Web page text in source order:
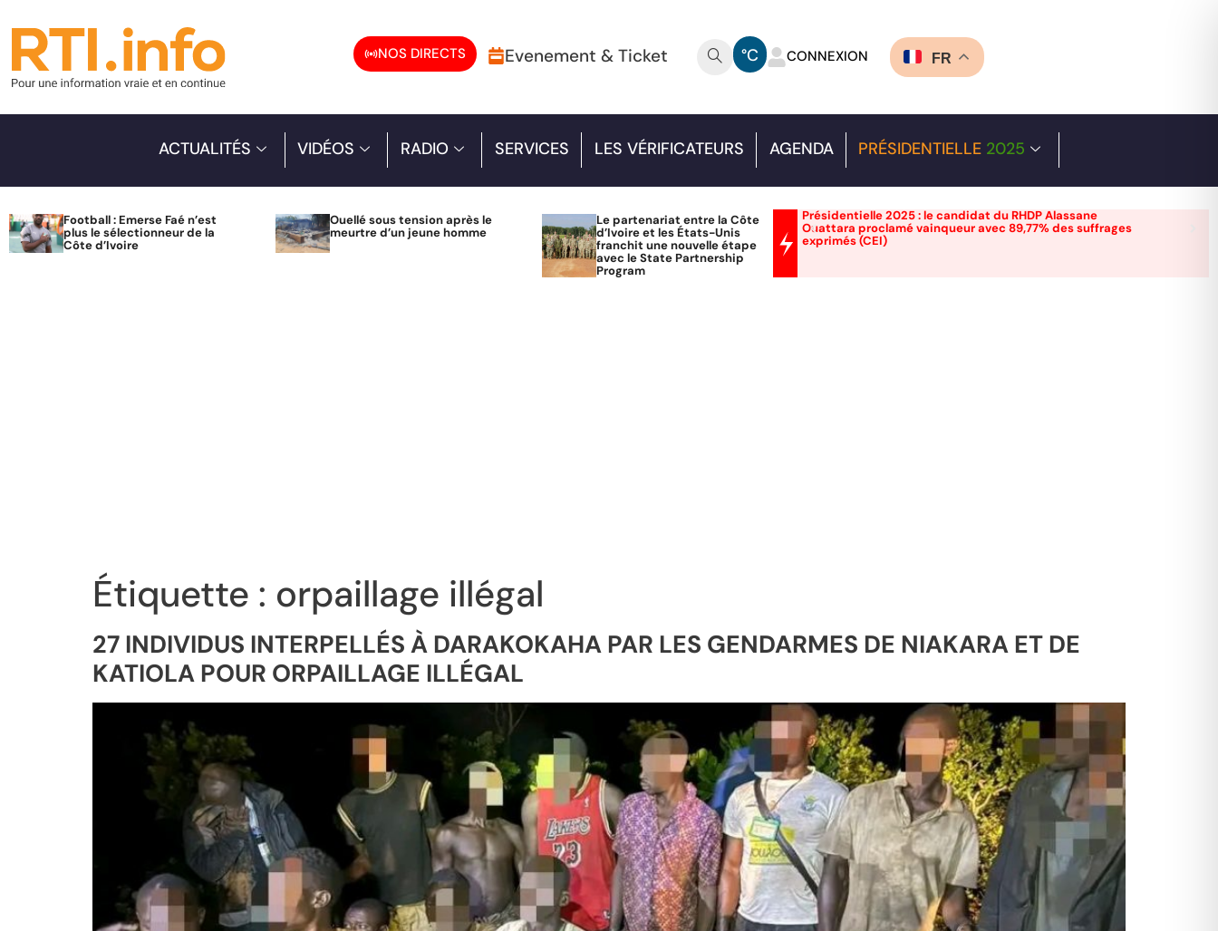
NOS DIRECTS Evenement & Ticket °C CONNEXION FR
ACTUALITÉS VIDÉOS RADIO SERVICES LES VÉRIFICATEURS AGENDA PRÉSIDENTIELLE 2025
Football : Emerse Faé n’est
plus le sélectionneur de la
Côte d’Ivoire
Ouellé sous tension après le
meurtre d’un jeune homme
Le partenariat entre la Côte
d’Ivoire et les États-Unis
franchit une nouvelle étape
avec le State Partnership
Program
Présidentielle 2025 : le candidat du RHDP Alassane
Ouattara proclamé vainqueur avec 89,77% des suffrages
exprimés (CEI)
Étiquette : orpaillage illégal
27 INDIVIDUS INTERPELLÉS À DARAKOKAHA PAR LES GENDARMES DE NIAKARA ET DE
KATIOLA POUR ORPAILLAGE ILLÉGAL